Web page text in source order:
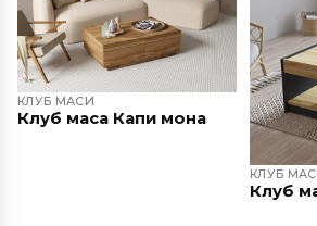
КЛУБ МАСИ
Клуб маса Капи мона
КЛУБ
Клуб